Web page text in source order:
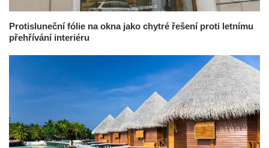
Protisluneční fólie na okna jako chytré řešení proti letnímu
přehřívání interiéru